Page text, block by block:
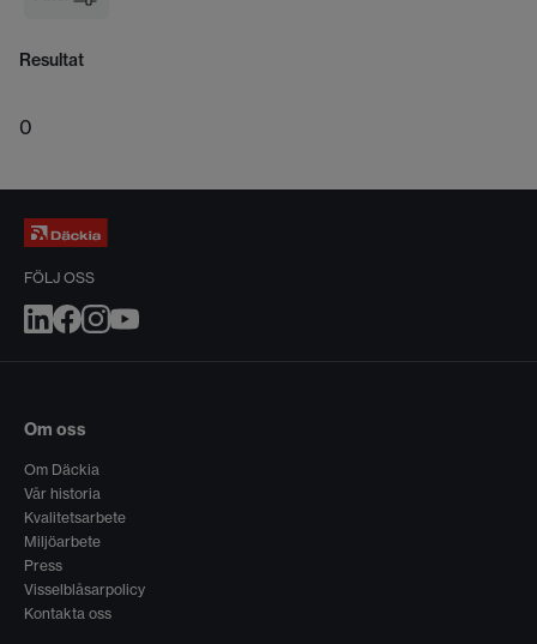
Resultat
0
FÖLJ OSS
Om oss
Om Däckia
Vår historia
Kvalitetsarbete
Miljöarbete
Press
Visselblåsarpolicy
Kontakta oss